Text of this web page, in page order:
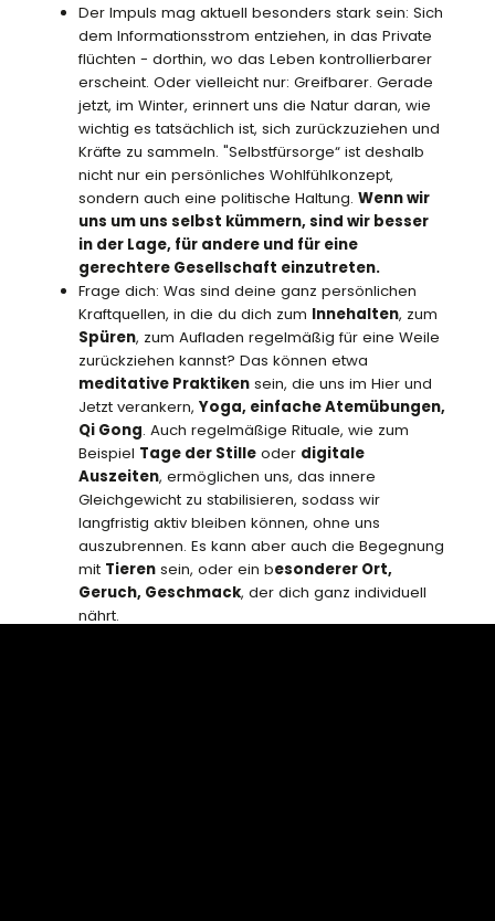
Der Impuls mag aktuell besonders stark sein: Sich
dem Informationsstrom entziehen, in das Private
flüchten - dorthin, wo das Leben kontrollierbarer
erscheint. Oder vielleicht nur: Greifbarer. Gerade
jetzt, im Winter, erinnert uns die Natur daran, wie
wichtig es tatsächlich ist, sich zurückzuziehen und
Kräfte zu sammeln. "Selbstfürsorge“ ist deshalb
nicht nur ein persönliches Wohlfühlkonzept,
sondern auch eine politische Haltung. Wenn wir
uns um uns selbst kümmern, sind wir besser
in der Lage, für andere und für eine
gerechtere Gesellschaft einzutreten.
Frage dich: Was sind deine ganz persönlichen
Kraftquellen, in die du dich zum Innehalten, zum
Spüren, zum Aufladen regelmäßig für eine Weile
zurückziehen kannst? Das können etwa
meditative Praktikensein, die uns im Hier und
Jetzt verankern, Yoga, einfache Atemübungen,
Qi Gong. Auch regelmäßige Rituale, wie zum
Beispiel Tage der Stilleoder digitale
Auszeiten, ermöglichen uns, das innere
Gleichgewicht zu stabilisieren, sodass wir
langfristig aktiv bleiben können, ohne uns
auszubrennen. Es kann aber auch die Begegnung
mit Tierensein, oder ein besonderer Ort,
Geruch, Geschmack, der dich ganz individuell
nährt.